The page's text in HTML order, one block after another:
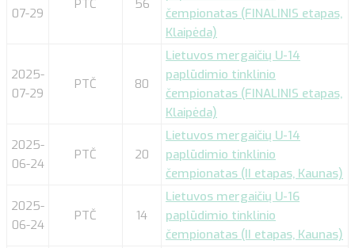
07-29
PTČ 56
čempionatas (FINALINIS etapas,
Klaipėda)
2025-
07-29
PTČ 80
Lietuvos mergaičių U-14
paplūdimio tinklinio
čempionatas (FINALINIS etapas,
Klaipėda)
2025-
06-24
PTČ 20
Lietuvos mergaičių U-14
paplūdimio tinklinio
čempionatas (II etapas, Kaunas)
2025-
06-24
PTČ 14
Lietuvos mergaičių U-16
paplūdimio tinklinio
čempionatas (II etapas, Kaunas)